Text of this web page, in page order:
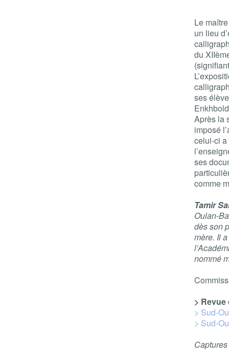
Le
un lieu
du
ses
Après la
imposé
celui-ci
ses
comme
Tamir
Oulan-
dès son
mère. Il
nommé
>
> Sud-
> Sud-
Captures